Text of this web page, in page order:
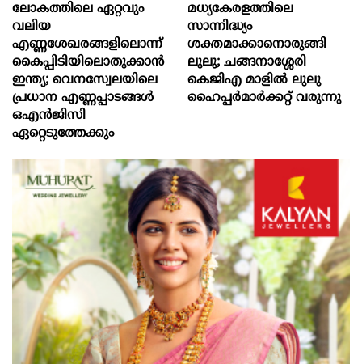
ലോകത്തിലെ ഏറ്റവും
വലിയ
എണ്ണശേഖരങ്ങളിലൊന്ന്
കൈപ്പിടിയിലൊതുക്കാന്‍
ഇന്ത്യ; വെനസ്വേലയിലെ
പ്രധാന എണ്ണപ്പാടങ്ങള്‍
ഒഎന്‍ജിസി
ഏറ്റെടുത്തേക്കും
മധ്യകേരളത്തിലെ
സാന്നിദ്ധ്യം
ശക്തമാക്കാനൊരുങ്ങി
ലുലു; ചങ്ങനാശ്ശേരി
കെജിഎ മാളിൽ ലുലു
ഹൈപ്പർമാർക്കറ്റ് വരുന്നു